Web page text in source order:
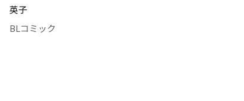
英子
BLコミック